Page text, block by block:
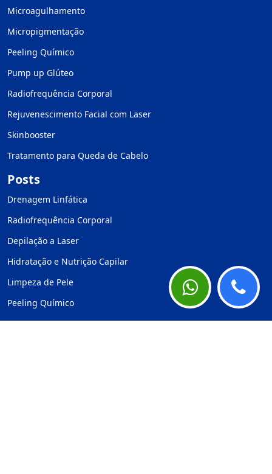
Microagulhamento
Micropigmentação
Peeling Químico
Pump up Glúteo
Radiofrequência Corporal
Rejuvenescimento Facial com Laser
Skinbooster
Tratamento para Queda de Cabelo
Posts
Drenagem Linfática
Radiofrequência Corporal
Depilação a Laser
Hidratação e Nutrição Capilar
Limpeza de Pele
Peeling Químico